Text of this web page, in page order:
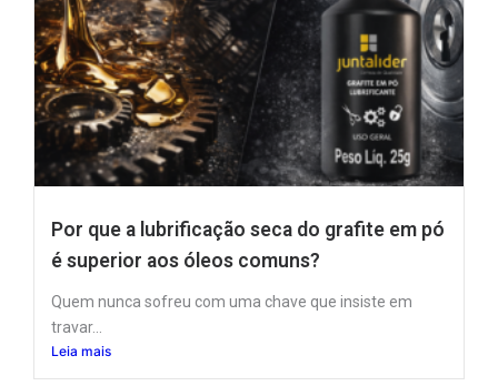
Por que a lubrificação seca do grafite em pó
é superior aos óleos comuns?
Quem nunca sofreu com uma chave que insiste em
travar...
Leia mais